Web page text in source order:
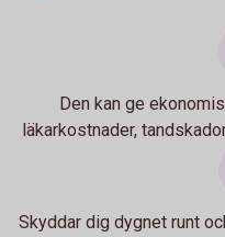
Den kan ge
läkarkostnader,
Skyddar dig dygnet runt